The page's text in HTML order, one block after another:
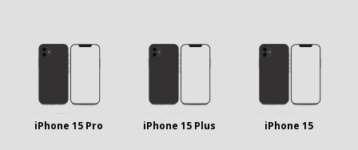
iPhone 15 Pro iPhone 15 Plus iPhone 15